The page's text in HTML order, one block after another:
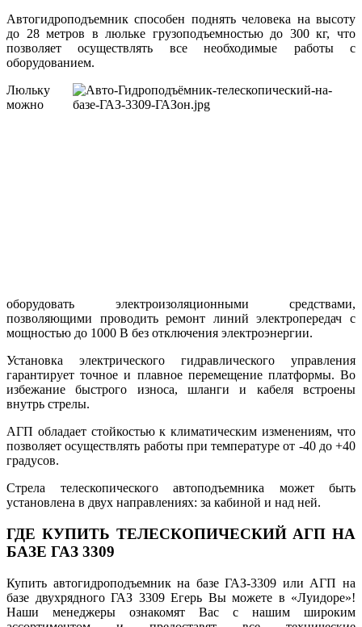
Автогидроподъемник способен поднять человека на высоту
до 28 метров в люльке грузоподъемностью до 300 кг, что
позволяет осуществлять все необходимые работы с
оборудованием.
Люльку
можно
оборудовать электроизоляционными средствами,
позволяющими проводить ремонт линий электропередач с
мощностью до 1000 В без отключения электроэнергии.
Установка электрического гидравлического управления
гарантирует точное и плавное перемещение платформы. Во
избежание быстрого износа, шланги и кабеля встроены
внутрь стрелы.
АГП обладает стойкостью к климатическим изменениям, что
позволяет осуществлять работы при температуре от -40 до +40
градусов.
Стрела телескопического автоподъемника может быть
установлена в двух направлениях: за кабиной и над ней.
ГДЕ КУПИТЬ ТЕЛЕСКОПИЧЕСКИЙ АГП НА
БАЗЕ ГАЗ 3309
Купить автогидроподъемник на базе ГАЗ-3309 или АГП на
базе двухрядного ГАЗ 3309 Егерь Вы можете в «Луидоре»!
Наши менеджеры ознакомят Вас с нашим широким